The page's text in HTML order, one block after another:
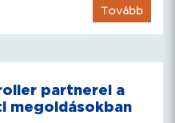
Tovább
partnerei a
megoldásokban